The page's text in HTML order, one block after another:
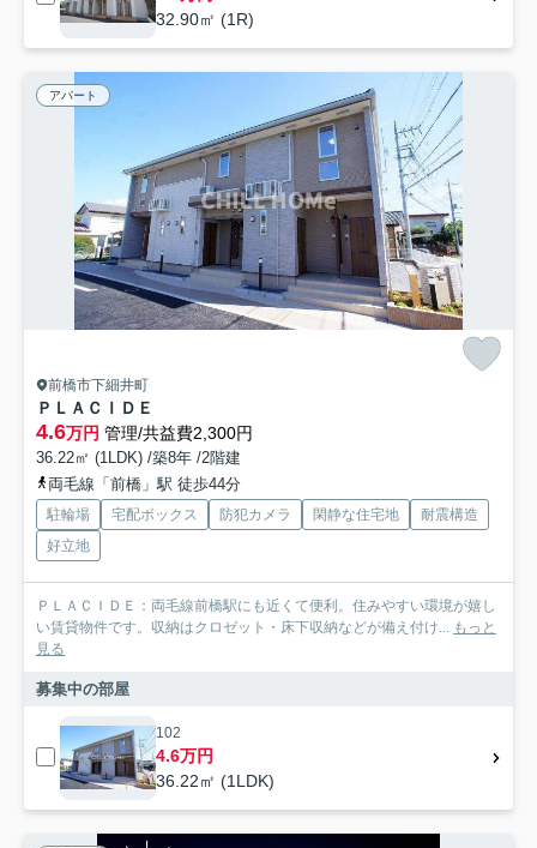
32.90㎡ (1R)
アパート
前橋市下細井町
ＰＬＡＣＩＤＥ
4.6万円 管理/共益費2,300円
36.22㎡ (1LDK) /築8年 /2階建
両毛線「前橋」駅 徒歩44分
駐輪場 宅配ボックス 防犯カメラ 閑静な住宅地
耐震構造
好立地
ＰＬＡＣＩＤＥ：両毛線前橋駅にも近くて便利。住みやすい環境が嬉し
い賃貸物件です。収納はクロゼット・床下収納などが備え付け...
もっと
見る
募集中の部屋
102
4.6万円
36.22㎡ (1LDK)